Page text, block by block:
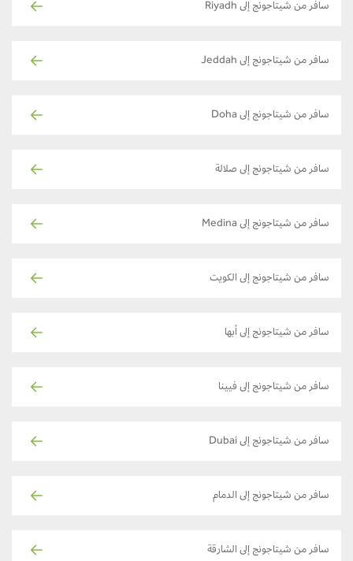
سافر من شيتاجونج إلى Riyadh
سافر من شيتاجونج إلى Jeddah
سافر من شيتاجونج إلى Doha
سافر من شيتاجونج إلى صلالة
سافر من شيتاجونج إلى Medina
سافر من شيتاجونج إلى الكويت
سافر من شيتاجونج إلى أبها
سافر من شيتاجونج إلى فيينا
سافر من شيتاجونج إلى Dubai
سافر من شيتاجونج إلى الدمام
سافر من شيتاجونج إلى الشارقة